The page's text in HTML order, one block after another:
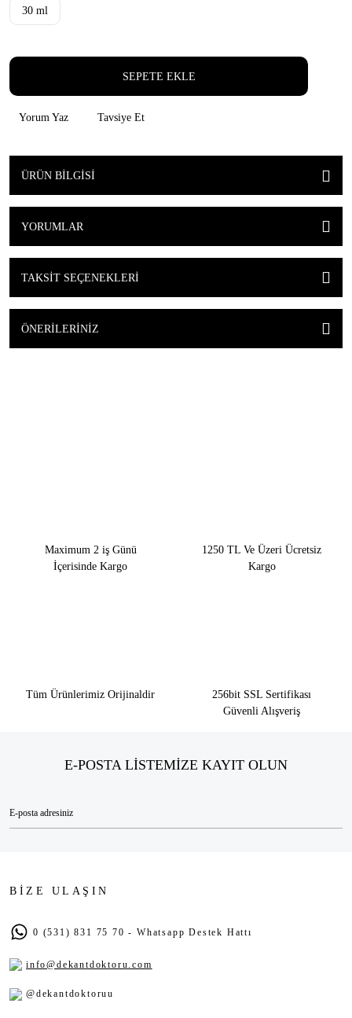
30 ml
SEPETE EKLE
Yorum Yaz Tavsiye Et
ÜRÜN BILGISI
YORUMLAR
TAKSIT SEÇENEKLERI
ÖNERILERINIZ
Maximum 2 iş Günü
İçerisinde Kargo
1250 TL Ve Üzeri Ücretsiz
Kargo
Tüm Ürünlerimiz Orijinaldir
256bit SSL Sertifikası
Güvenli Alışveriş
E-POSTA LİSTEMİZE KAYIT OLUN
BİZE ULAŞIN
0 (531) 831 75 70 - Whatsapp Destek Hattı
info@dekantdoktoru.com
@dekantdoktoruu